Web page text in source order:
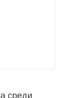
среди